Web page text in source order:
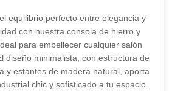
equilibrio perfecto entre elegancia y
con nuestra consola de hierro y
para embellecer cualquier salón
diseño minimalista, con estructura de
y estantes de madera natural, aporta
chic y sofisticado a tu espacio.